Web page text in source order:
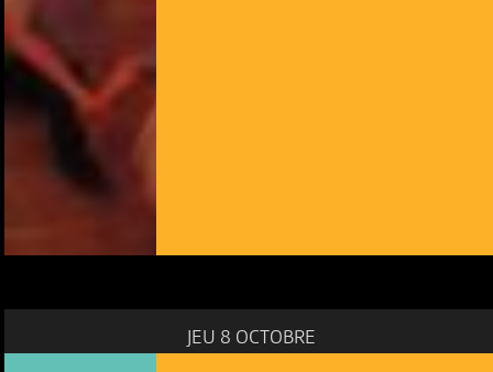
JEU 8 OCTOBRE